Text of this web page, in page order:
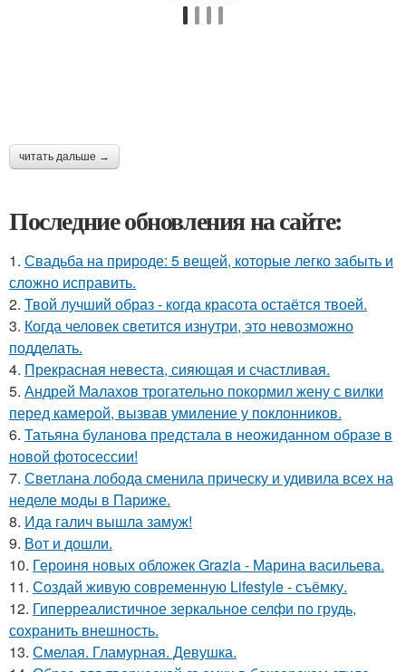
читать дальше →
Последние обновления на сайте:
1. Свадьба на природе: 5 вещей, которые легко забыть и
сложно исправить.
2. Твой лучший образ - когда красота остаётся твоей.
3. Когда человек светится изнутри, это невозможно
подделать.
4. Прекрасная невеста, сияющая и счастливая.
5. Андрей Малахов трогательно покормил жену с вилки
перед камерой, вызвав умиление у поклонников.
6. Татьяна буланова предстала в неожиданном образе в
новой фотосессии!
7. Светлана лобода сменила прическу и удивила всех на
неделе моды в Париже.
8. Ида галич вышла замуж!
9. Вот и дошли.
10. Героиня новых обложек Grazia - Марина васильева.
11. Создай живую современную Lifestyle - съёмку.
12. Гиперреалистичное зеркальное селфи по грудь,
сохранить внешность.
13. Смелая. Гламурная. Девушка.